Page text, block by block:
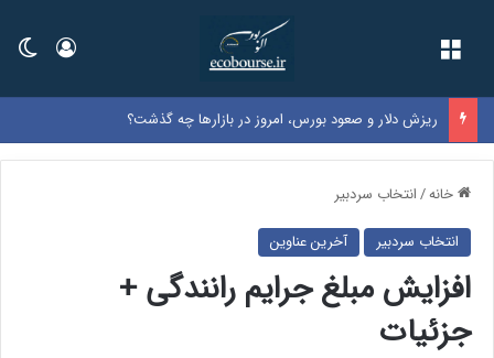
ورود
ریزش دلار و صعود بورس، امروز در بازارها چه گذشت؟
خانه/انتخاب سردبیر
انتخاب سردبیر آخرین عناوین
افزایش مبلغ جرایم رانندگی +
جزئیات